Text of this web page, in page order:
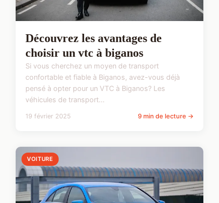
Découvrez les avantages de
choisir un vtc à biganos
Si vous cherchez un moyen de transport
confortable et fiable à Biganos, avez-vous déjà
pensé à opter pour un VTC à Biganos? Les
véhicules de transport...
19 février 2025 9 min de lecture →
VOITURE